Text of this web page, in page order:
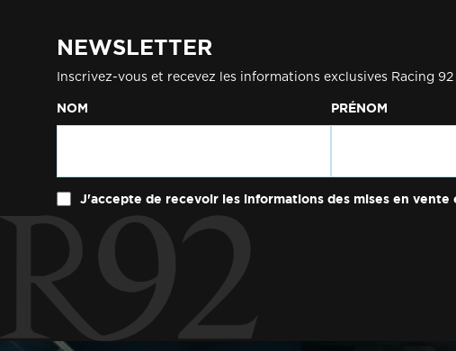
NEWSLETTER
Inscrivez-vous et recevez les informations exclusives Racing 92
NOM PRÉNOM
J'accepte de recevoir les informations des mises en vente